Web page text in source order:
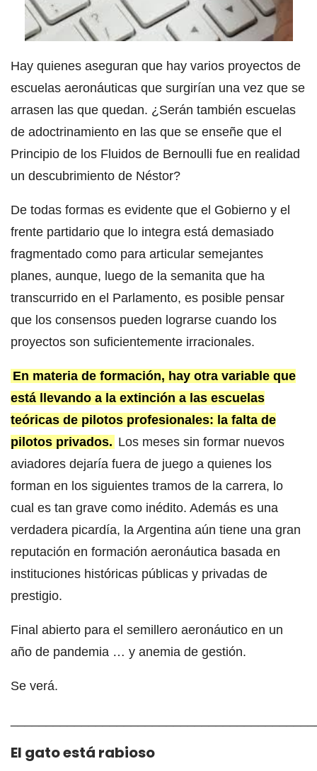
Hay quienes aseguran que hay varios proyectos de
escuelas aeronáuticas que surgirían una vez que se
arrasen las que quedan. ¿Serán también escuelas
de adoctrinamiento en las que se enseñe que el
Principio de los Fluidos de Bernoulli fue en realidad
un descubrimiento de Néstor?
De todas formas es evidente que el Gobierno y el
frente partidario que lo integra está demasiado
fragmentado como para articular semejantes
planes, aunque, luego de la semanita que ha
transcurrido en el Parlamento, es posible pensar
que los consensos pueden lograrse cuando los
proyectos son suficientemente irracionales.
En materia de formación, hay otra variable que
está llevando a la extinción a las escuelas
teóricas de pilotos profesionales: la falta de
pilotos privados. Los meses sin formar nuevos
aviadores dejaría fuera de juego a quienes los
forman en los siguientes tramos de la carrera, lo
cual es tan grave como inédito. Además es una
verdadera picardía, la Argentina aún tiene una gran
reputación en formación aeronáutica basada en
instituciones históricas públicas y privadas de
prestigio.
Final abierto para el semillero aeronáutico en un
año de pandemia … y anemia de gestión.
Se verá.
El gato está rabioso